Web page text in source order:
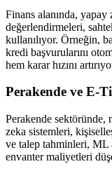
Finans alanında,
değerlendirmeleri,
kullanılıyor. Örneğin,
kredi başvurularını
hem karar hızını
Perakende ve E-
Perakende sektöründe,
zeka sistemleri,
ve talep tahminleri, ML
envanter maliyetleri